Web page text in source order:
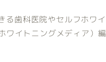
る歯科医院やセルフホワイ
ワイトニングメディア）編